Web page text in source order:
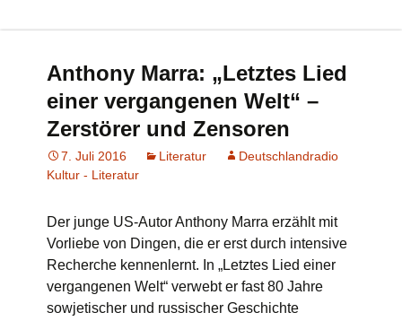
Anthony Marra: „Letztes Lied
einer vergangenen Welt“ –
Zerstörer und Zensoren
7. Juli 2016 Literatur
Deutschlandradio
Kultur - Literatur
Der junge US-Autor Anthony Marra erzählt mit
Vorliebe von Dingen, die er erst durch intensive
Recherche kennenlernt. In „Letztes Lied einer
vergangenen Welt“ verwebt er fast 80 Jahre
sowjetischer und russischer Geschichte